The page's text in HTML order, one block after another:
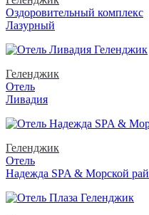
Оздоровительный комплекс
Лазурный
Геленджик
Отель
Ливадия
Геленджик
Отель
Надежда SPA & Морской рай